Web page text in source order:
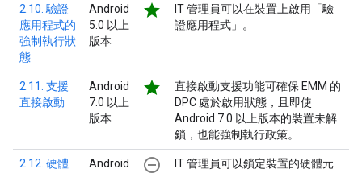
2.10. 驗證
應用程式的
強制執行狀
態
Android
5.0 以上
版本
star
IT 管理員可以在裝置上啟用「驗
證應用程式」。
2.11. 支援
直接啟動
Android
7.0 以上
版本
star
直接啟動支援功能可確保 EMM 的
DPC 處於啟用狀態，且即使
Android 7.0 以上版本的裝置未解
鎖，也能強制執行政策。
2.12. 硬體 Android remove_circle_outline IT 管理員可以鎖定裝置的硬體元